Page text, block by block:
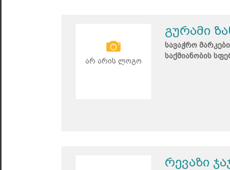
არ არის ლოგო
გურამი
სავაჭრო
საქმიანობის
რევაზი